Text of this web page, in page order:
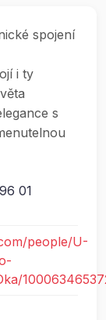
spojení
i ty
s
01
people/U-